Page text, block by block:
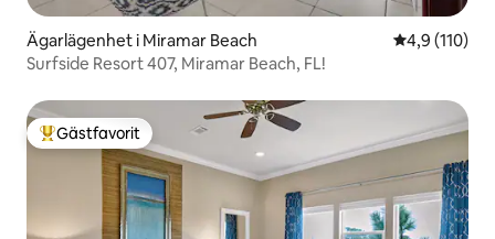
Ägarlägenhet i Miramar Beach 4,9 av 5 i
4,9 (110)
Surfside Resort 407, Miramar Beach, FL!
Populär gästfavorit
Gästfavorit